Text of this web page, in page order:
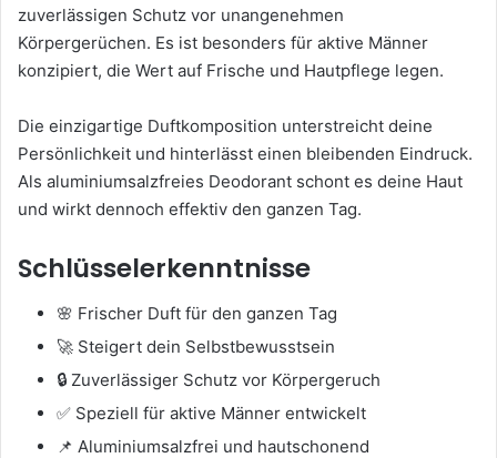
zuverlässigen Schutz vor unangenehmen
Körpergerüchen. Es ist besonders für aktive Männer
konzipiert, die Wert auf Frische und Hautpflege legen.
Die einzigartige Duftkomposition unterstreicht deine
Persönlichkeit und hinterlässt einen bleibenden Eindruck.
Als aluminiumsalzfreies Deodorant schont es deine Haut
und wirkt dennoch effektiv den ganzen Tag.
Schlüsselerkenntnisse
🌸 Frischer Duft für den ganzen Tag
🚀 Steigert dein Selbstbewusstsein
🔒 Zuverlässiger Schutz vor Körpergeruch
✅ Speziell für aktive Männer entwickelt
📌 Aluminiumsalzfrei und hautschonend